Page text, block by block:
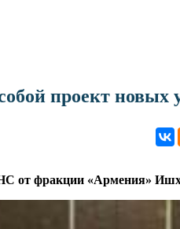
проект новых
от фракции «Армения»